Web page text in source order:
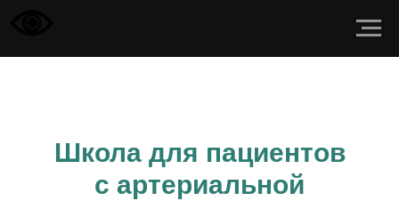
Школа для пациентов
c артериальной